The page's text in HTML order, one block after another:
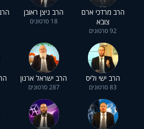
הרב מרדכי ארם
צובא
92 סרטונים
הרב ניצן ראובן
18 סרטונים
הרב ישי וליס
83 סרטונים
הרב ישראל ארנון
287 סרטונים